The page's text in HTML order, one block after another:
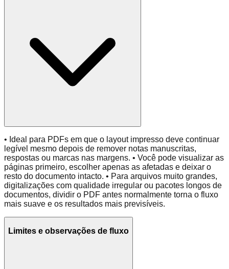
• Ideal para PDFs em que o layout impresso deve continuar
legível mesmo depois de remover notas manuscritas,
respostas ou marcas nas margens. • Você pode visualizar as
páginas primeiro, escolher apenas as afetadas e deixar o
resto do documento intacto. • Para arquivos muito grandes,
digitalizações com qualidade irregular ou pacotes longos de
documentos, dividir o PDF antes normalmente torna o fluxo
mais suave e os resultados mais previsíveis.
Limites e observações de fluxo